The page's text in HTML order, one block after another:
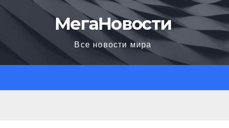
МегаНовости
Все новости мира